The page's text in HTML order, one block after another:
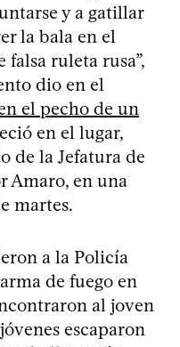
y a gatillar
la bala en el
falsa ruleta rusa”,
dio en el
el pecho de un
en el lugar,
de la Jefatura de
Amaro, en una
martes.
a la Policía
de fuego en
al joven
escaparon